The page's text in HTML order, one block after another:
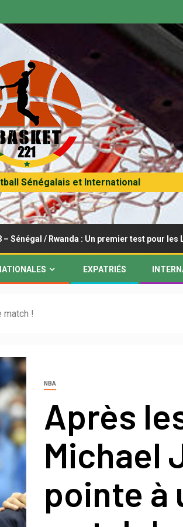
Sénégalais et International
Rwanda : Un premier test pour les Lionceaux
EXPATRIÉS
match !
NBA
Après
Michael
pointe à